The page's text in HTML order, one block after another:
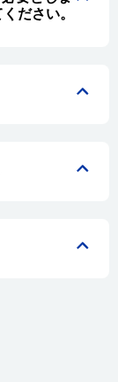
ださい。